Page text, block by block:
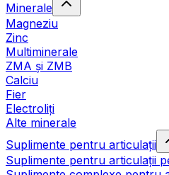
Minerale
Magneziu
Zinc
Multiminerale
ZMA și ZMB
Calciu
Fier
Electroliți
Alte minerale
Suplimente pentru articulații
Suplimente pentru articulații